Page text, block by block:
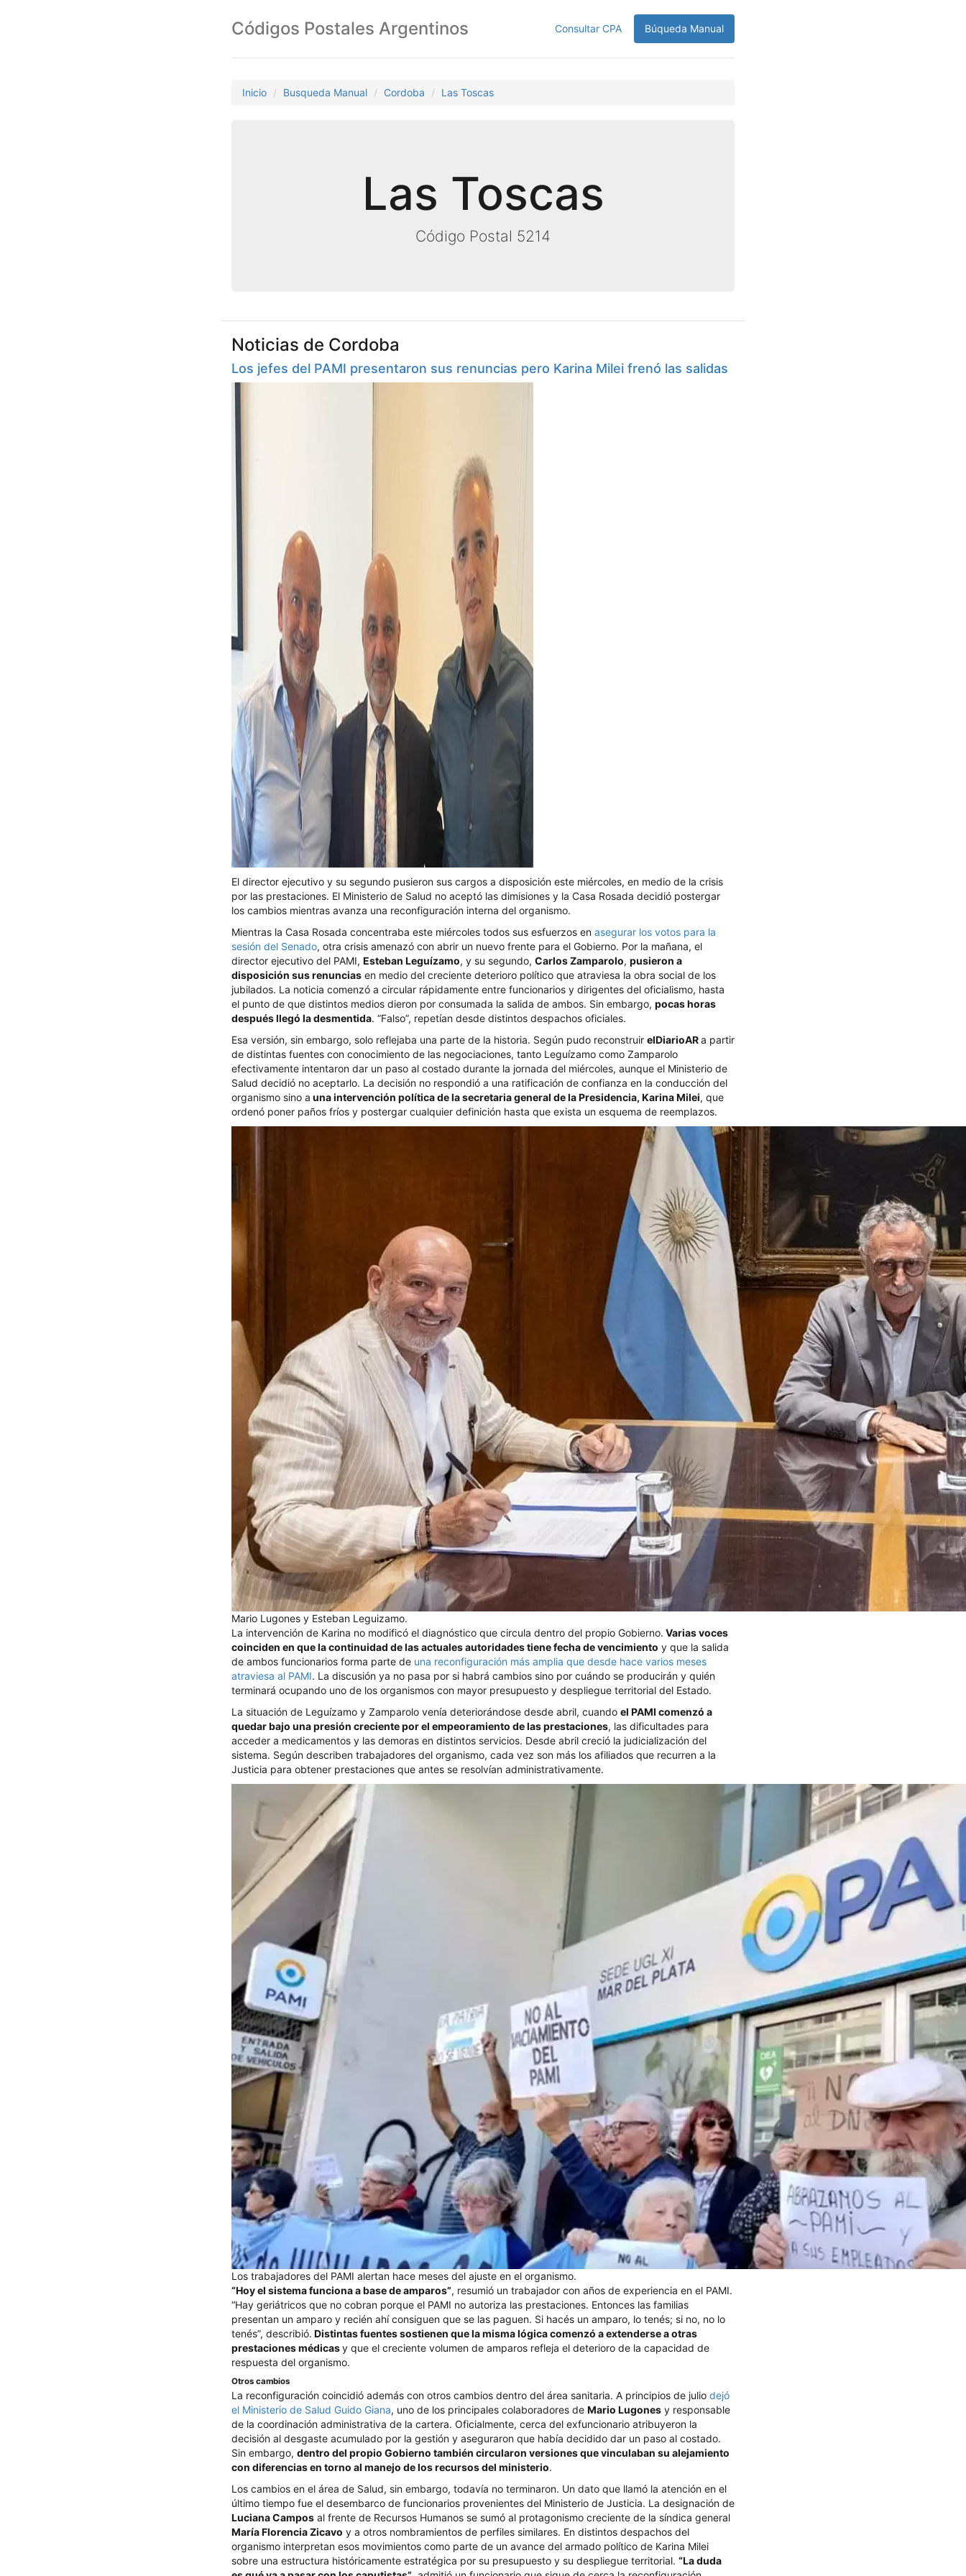
Consultar CPA Búqueda Manual
Códigos Postales Argentinos
Inicio Busqueda Manual Cordoba Las Toscas
Las Toscas
Código Postal 5214
Noticias de Cordoba
Los jefes del PAMI presentaron sus renuncias pero Karina Milei frenó las salidas
El director ejecutivo y su segundo pusieron sus cargos a disposición este miércoles, en medio de la crisis
por las prestaciones. El Ministerio de Salud no aceptó las dimisiones y la Casa Rosada decidió postergar
los cambios mientras avanza una reconfiguración interna del organismo.
Mientras la Casa Rosada concentraba este miércoles todos sus esfuerzos en asegurar los votos para la
sesión del Senado, otra crisis amenazó con abrir un nuevo frente para el Gobierno. Por la mañana, el
director ejecutivo del PAMI, Esteban Leguízamo, y su segundo, Carlos Zamparolo, pusieron a
disposición sus renuncias en medio del creciente deterioro político que atraviesa la obra social de los
jubilados. La noticia comenzó a circular rápidamente entre funcionarios y dirigentes del oficialismo, hasta
el punto de que distintos medios dieron por consumada la salida de ambos. Sin embargo, pocas horas
después llegó la desmentida. “Falso”, repetían desde distintos despachos oficiales.
Esa versión, sin embargo, solo reflejaba una parte de la historia. Según pudo reconstruir elDiarioARa partir
de distintas fuentes con conocimiento de las negociaciones, tanto Leguízamo como Zamparolo
efectivamente intentaron dar un paso al costado durante la jornada del miércoles, aunque el Ministerio de
Salud decidió no aceptarlo. La decisión no respondió a una ratificación de confianza en la conducción del
organismo sino a una intervención política de la secretaria general de la Presidencia, Karina Milei, que
ordenó poner paños fríos y postergar cualquier definición hasta que exista un esquema de reemplazos.
Mario Lugones y Esteban Leguizamo.
La intervención de Karina no modificó el diagnóstico que circula dentro del propio Gobierno. Varias voces
coinciden en que la continuidad de las actuales autoridades tiene fecha de vencimiento y que la salida
de ambos funcionarios forma parte de una reconfiguración más amplia que desde hace varios meses
atraviesa al PAMI. La discusión ya no pasa por si habrá cambios sino por cuándo se producirán y quién
terminará ocupando uno de los organismos con mayor presupuesto y despliegue territorial del Estado.
La situación de Leguízamo y Zamparolo venía deteriorándose desde abril, cuando el PAMI comenzó a
quedar bajo una presión creciente por el empeoramiento de las prestaciones, las dificultades para
acceder a medicamentos y las demoras en distintos servicios. Desde abril creció la judicialización del
sistema. Según describen trabajadores del organismo, cada vez son más los afiliados que recurren a la
Justicia para obtener prestaciones que antes se resolvían administrativamente.
Los trabajadores del PAMI alertan hace meses del ajuste en el organismo.
“Hoy el sistema funciona a base de amparos”, resumió un trabajador con años de experiencia en el PAMI.
“Hay geriátricos que no cobran porque el PAMI no autoriza las prestaciones. Entonces las familias
presentan un amparo y recién ahí consiguen que se las paguen. Si hacés un amparo, lo tenés; si no, no lo
tenés”, describió. Distintas fuentes sostienen que la misma lógica comenzó a extenderse a otras
prestaciones médicasy que el creciente volumen de amparos refleja el deterioro de la capacidad de
respuesta del organismo.
Otros cambios
La reconfiguración coincidió además con otros cambios dentro del área sanitaria. A principios de julio dejó
el Ministerio de Salud Guido Giana, uno de los principales colaboradores de Mario Lugones y responsable
de la coordinación administrativa de la cartera. Oficialmente, cerca del exfuncionario atribuyeron la
decisión al desgaste acumulado por la gestión y aseguraron que había decidido dar un paso al costado.
Sin embargo, dentro del propio Gobierno también circularon versiones que vinculaban su alejamiento
con diferencias en torno al manejo de los recursos del ministerio.
Los cambios en el área de Salud, sin embargo, todavía no terminaron. Un dato que llamó la atención en el
último tiempo fue el desembarco de funcionarios provenientes del Ministerio de Justicia. La designación de
Luciana Campos al frente de Recursos Humanos se sumó al protagonismo creciente de la síndica general
María Florencia Zicavo y a otros nombramientos de perfiles similares. En distintos despachos del
organismo interpretan esos movimientos como parte de un avance del armado político de Karina Milei
sobre una estructura históricamente estratégica por su presupuesto y su despliegue territorial. “La duda